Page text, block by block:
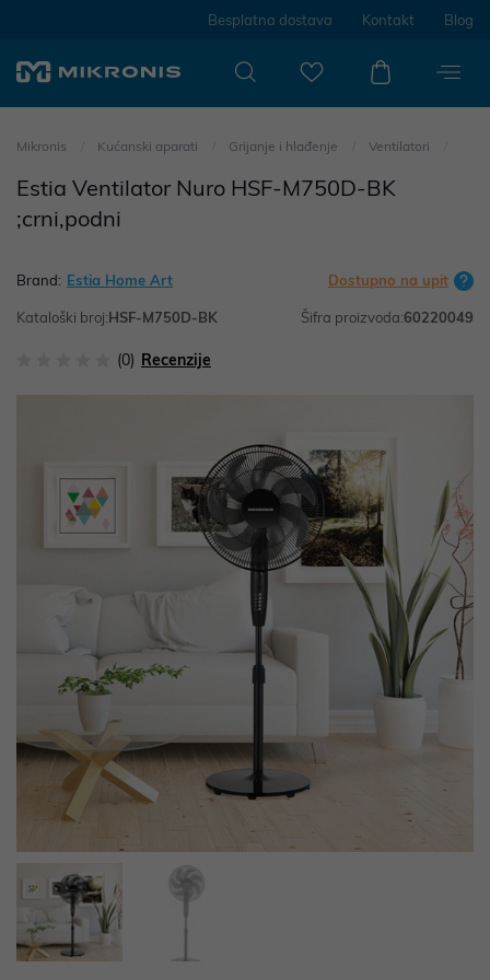
Besplatna dostava Kontakt Blog
Mikronis Kućanski aparati Grijanje i hlađenje Ventilatori
Estia Ventilator Nuro HSF-M750D-BK
;crni,podni
Brand: Estia Home Art Dostupno na upit
Kataloški broj:HSF-M750D-BK Šifra proizvoda:60220049
(0) Recenzije